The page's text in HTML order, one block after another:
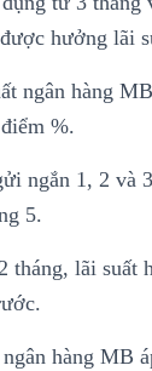
hưởng lãi
ngân hàng
%.
ngắn 1, 2 và
5.
tháng, lãi
hàng MB